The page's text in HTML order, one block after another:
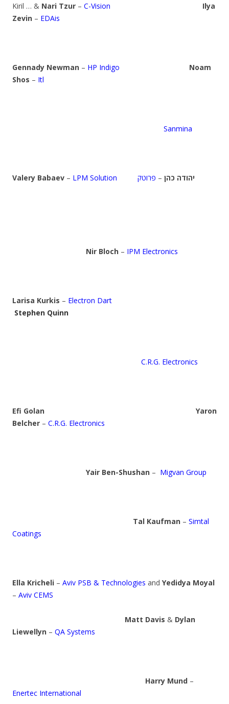
Kiril … & Nari Tzur – C-Vision
Ilya
Zevin – EDAis
Gennady Newman – HP Indigo
Noam
Shos – Itl
Sanmina
Valery Babaev – LPM Solution יהודה כהן – פרוטק
Nir Bloch – IPM Electronics
Larisa Kurkis – Electron Dart
Stephen Quinn
C.R.G. Electronics
Efi Golan
Yaron
Belcher – C.R.G. Electronics
Yair Ben-Shushan – Migvan Group
Tal Kaufman – Simtal
Coatings
Ella Kricheli – Aviv PSB & Technologies and Yedidya Moyal
– Aviv CEMS
Matt Davis & Dylan
Liewellyn – QA Systems
Harry Mund –
Enertec International